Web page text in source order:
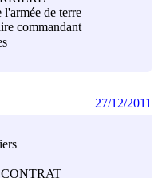
l'armée de terre
commandant
27/12/2011